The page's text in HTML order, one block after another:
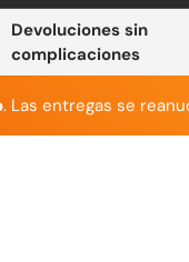
Devoluciones sin
complicaciones
. Las entregas se